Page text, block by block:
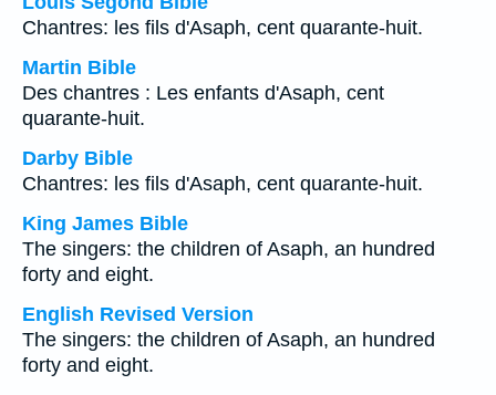
Chantres: les fils d'Asaph, cent quarante-huit.
Martin Bible
Des chantres : Les enfants d'Asaph, cent
quarante-huit.
Darby Bible
Chantres: les fils d'Asaph, cent quarante-huit.
King James Bible
The singers: the children of Asaph, an hundred
forty and eight.
English Revised Version
The singers: the children of Asaph, an hundred
forty and eight.